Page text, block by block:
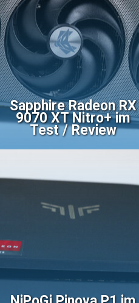
Sapphire Radeon RX
9070 XT Nitro+ im
Test / Review